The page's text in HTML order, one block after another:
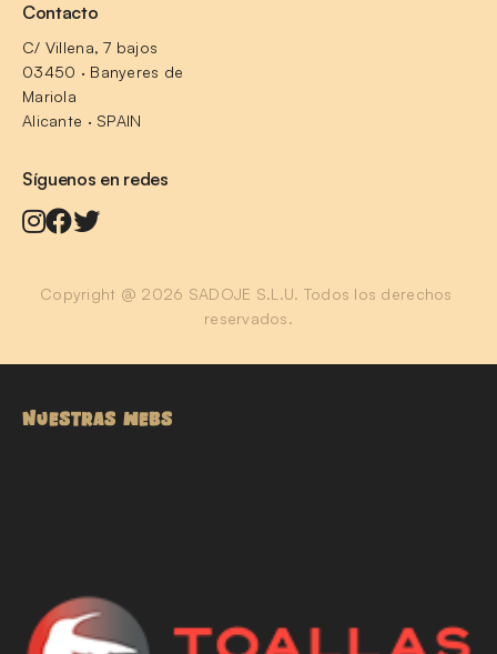
Contacto
C/ Villena, 7 bajos
03450 · Banyeres de
Mariola
Alicante · SPAIN
Síguenos en redes
Copyright @ 2026 SADOJE S.L.U. Todos los derechos
reservados.
NUESTRAS WEBS